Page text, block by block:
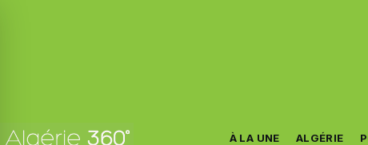
À LA UNE ALGÉRIE